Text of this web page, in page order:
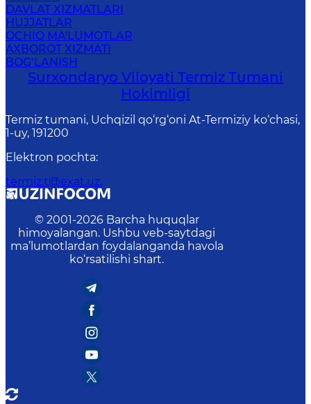
DAVLAT XIZMATLARI
HUJJATLAR
OCHIQ MA'LUMOTLAR
AXBOROT XIZMATI
BOG‘LANISH
Surxondaryo Viloyati Termiz Tumani
Hokimligi
Termiz tumani, Uchqizil qo‘rg‘oni At-Termiziy ko‘chasi,
1-uy, 191200
Elektron pochta:
termiz.t@exat.uz.
© 2001-2026 Barcha huquqlar
himoyalangan. Ushbu veb-saytdagi
ma’lumotlardan foydalanganda havola
ko‘rsatilishi shart.